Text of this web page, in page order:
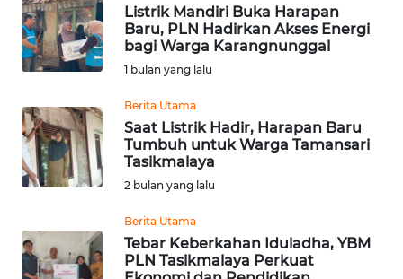
Listrik Mandiri Buka Harapan
Baru, PLN Hadirkan Akses Energi
bagi Warga Karangnunggal
1 bulan yang lalu
Berita Utama
Saat Listrik Hadir, Harapan Baru
Tumbuh untuk Warga Tamansari
Tasikmalaya
2 bulan yang lalu
Berita Utama
Tebar Keberkahan Iduladha, YBM
PLN Tasikmalaya Perkuat
KARIR
DISCLAIMER
Wahana
News
Regional
WN
WN